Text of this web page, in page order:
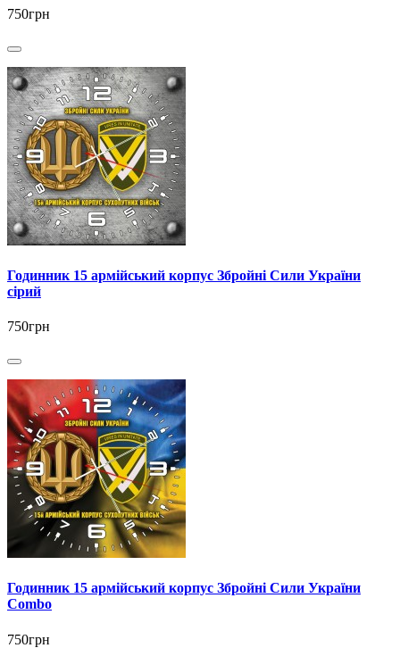
750грн
Годинник 15 армійський корпус Збройні Сили України
сірий
750грн
Годинник 15 армійський корпус Збройні Сили України
Combo
750грн